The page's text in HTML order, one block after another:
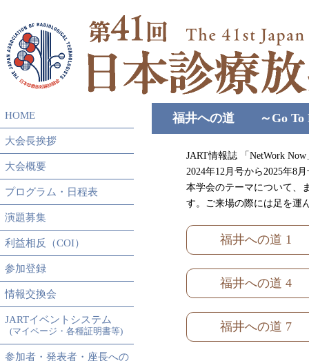
HOME
大会長挨拶
大会概要
プログラム・日程表
演題募集
利益相反（COI）
参加登録
情報交換会
JARTイベントシステム
(マイページ・各種証明書等)
参加者・発表者・座長への
福井への道 ～Go To
JART情報誌 「NetWork
2024年12月号から2025年8
本学会のテーマについて、
す。ご来場の際には足を運
福井への道 1
福井への道 4
福井への道 7